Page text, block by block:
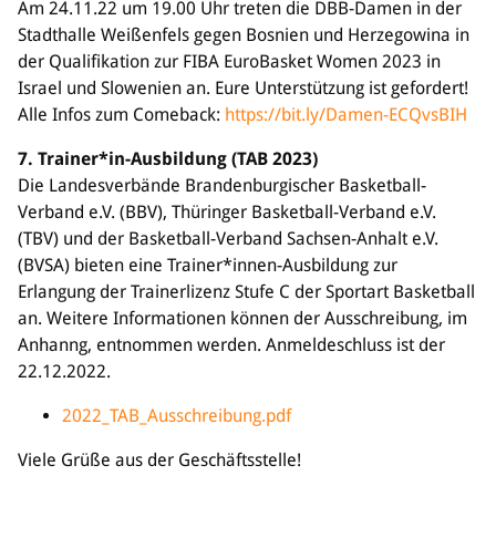
Am 24.11.22 um 19.00 Uhr treten die DBB-Damen in der
Stadthalle Weißenfels gegen Bosnien und Herzegowina in
der Qualifikation zur FIBA EuroBasket Women 2023 in
Israel und Slowenien an. Eure Unterstützung ist gefordert!
Alle Infos zum Comeback: https://bit.ly/Damen-ECQvsBIH
7. Trainer*in-Ausbildung (TAB 2023)
Die Landesverbände Brandenburgischer Basketball-
Verband e.V. (BBV), Thüringer Basketball-Verband e.V.
(TBV) und der Basketball-Verband Sachsen-Anhalt e.V.
(BVSA) bieten eine Trainer*innen-Ausbildung zur
Erlangung der Trainerlizenz Stufe C der Sportart Basketball
an. Weitere Informationen können der Ausschreibung, im
Anhanng, entnommen werden. Anmeldeschluss ist der
22.12.2022.
2022_TAB_Ausschreibung.pdf
Viele Grüße aus der Geschäftsstelle!